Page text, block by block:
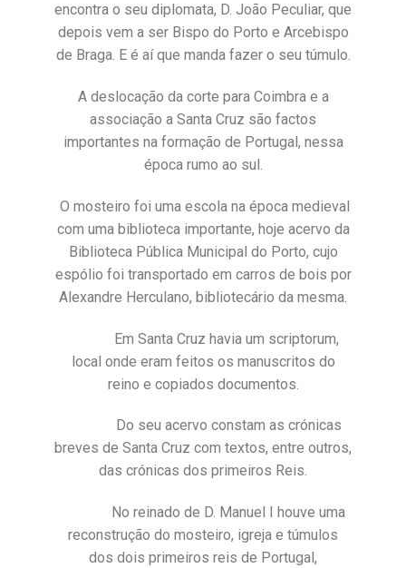
encontra o seu diplomata, D. João Peculiar, que
depois vem a ser Bispo do Porto e Arcebispo
de Braga. E é aí que manda fazer o seu túmulo.
A deslocação da corte para Coimbra e a
associação a Santa Cruz são factos
importantes na formação de Portugal, nessa
época rumo ao sul.
O mosteiro foi uma escola na época medieval
com uma biblioteca importante, hoje acervo da
Biblioteca Pública Municipal do Porto, cujo
espólio foi transportado em carros de bois por
Alexandre Herculano, bibliotecário da mesma.
Em Santa Cruz havia um scriptorum,
local onde eram feitos os manuscritos do
reino e copiados documentos.
Do seu acervo constam as crónicas
breves de Santa Cruz com textos, entre outros,
das crónicas dos primeiros Reis.
No reinado de D. Manuel I houve uma
reconstrução do mosteiro, igreja e túmulos
dos dois primeiros reis de Portugal,